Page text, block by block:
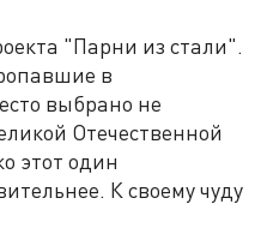
"Парни из стали".
в
выбрано не
Отечественной
этот один
К своему чуду